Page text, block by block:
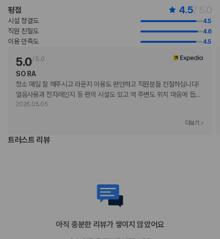
부가 정보
추가 안내사항
간이/추가 침대 이용 불가
기타 선택사항
뷔페 아침 식사 요금: 1인당 JPY 2310(대략적인 금액)
늦은 체크아웃 시 요금 부과(객실 이용 상황에 따라 다름)
위 목록에 명시되지 않은 다른 항목이 있을 수 있습니다. 요금 및 보증금은 세전
금액일 수 있으며 변경될 수 있습니다.
직불카드 결제 불가
평점 4.5/ 5.0
시설 청결도 4.5
직원 친절도 4.6
이용 만족도 4.5
5.0/ 5.0
SO RA
청소 매일 잘 해주시고 라운지 이용도 편안하고 직원분들 친절하십니다!
얼음사용과 전자레인지 등 편의 시설도 있고 역 주변도 위치 마음에 듭…
2026.05.05
더보기
트러스트 리뷰
아직 충분한 리뷰가 쌓이지 않았어요